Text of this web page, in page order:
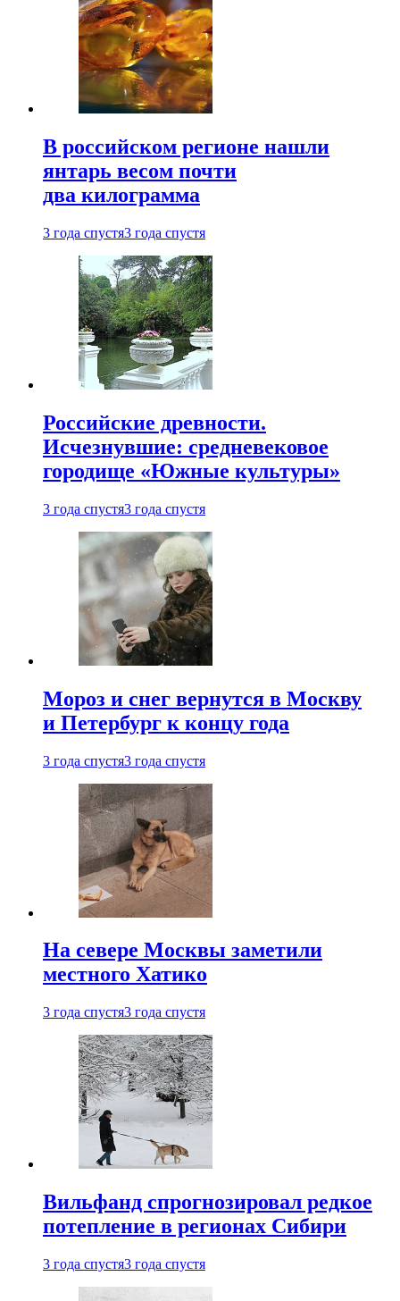
В российском регионе нашли
янтарь весом почти
два килограмма
3 года спустя3 года спустя
Российские древности.
Исчезнувшие: средневековое
городище «Южные культуры»
3 года спустя3 года спустя
Мороз и снег вернутся в Москву
и Петербург к концу года
3 года спустя3 года спустя
На севере Москвы заметили
местного Хатико
3 года спустя3 года спустя
Вильфанд спрогнозировал редкое
потепление в регионах Сибири
3 года спустя3 года спустя